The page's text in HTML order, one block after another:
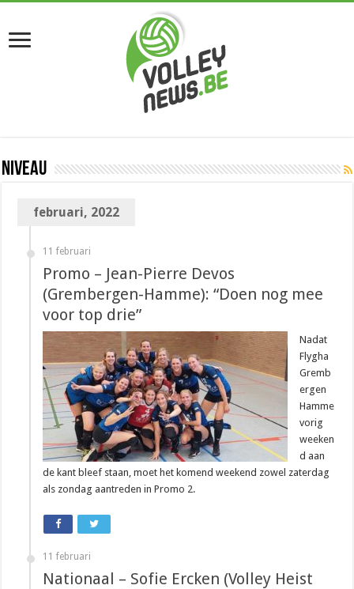
Niveau
februari, 2022
11 februari
Promo – Jean-Pierre Devos
(Grembergen-Hamme): “Doen nog mee
voor top drie”
Nadat
Flygha
Gremb
ergen
Hamme
vorig
weeken
d aan
de kant bleef staan, moet het komend weekend zowel zaterdag
als zondag aantreden in Promo 2.
11 februari
Nationaal – Sofie Ercken (Volley Heist